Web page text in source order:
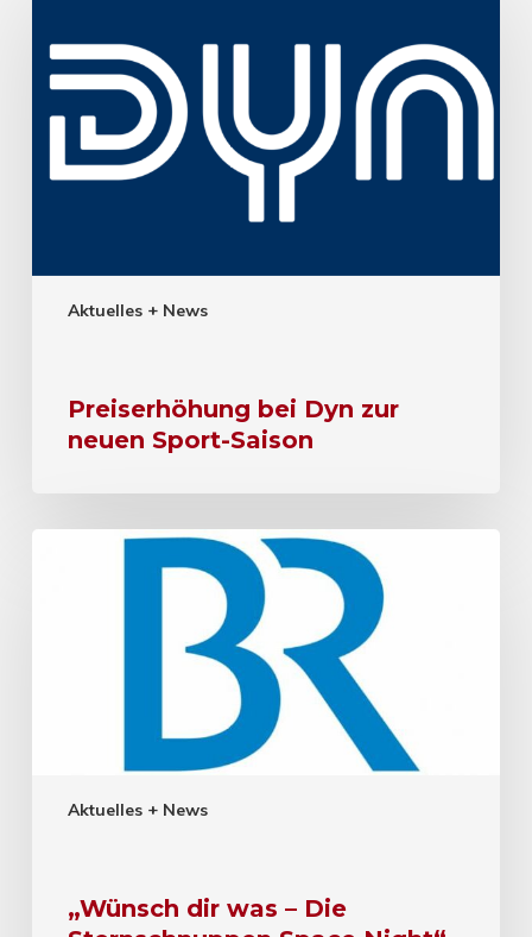
Aktuelles + News
Preiserhöhung bei Dyn zur
neuen Sport-Saison
Aktuelles + News
„Wünsch dir was – Die